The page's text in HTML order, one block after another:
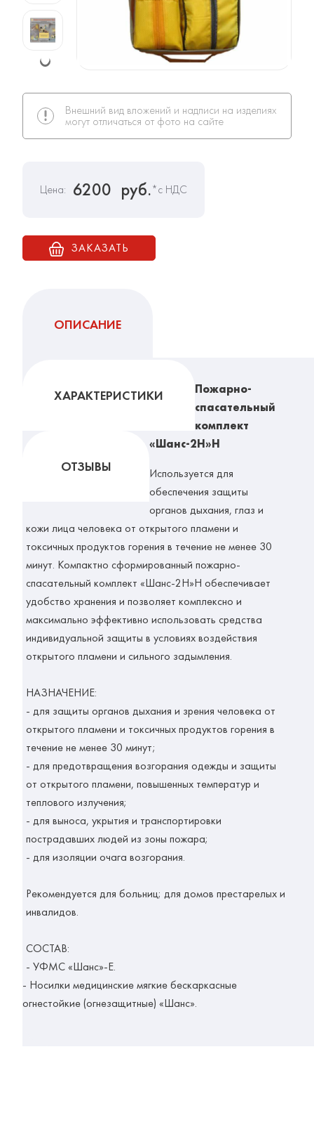
Внешний вид вложений и надписи на изделиях
могут отличаться от фото на сайте
Цена: 6200 руб.*с НДС
ЗАКАЗАТЬ
ОПИСАНИЕ
ХАРАКТЕРИСТИКИ
ОТЗЫВЫ
Пожарно-
спасательный
комплект
«Шанс-2Н»Н
Используется для
обеспечения защиты
органов дыхания, глаз и
кожи лица человека от открытого пламени и
токсичных продуктов горения в течение не менее 30
минут. Компактно сформированный пожарно-
спасательный комплект «Шанс-2Н»Н обеспечивает
удобство хранения и позволяет комплексно и
максимально эффективно использовать средства
индивидуальной защиты в условиях воздействия
открытого пламени и сильного задымления.
НАЗНАЧЕНИЕ:
- для защиты органов дыхания и зрения человека от
открытого пламени и токсичных продуктов горения в
течение не менее 30 минут;
- для предотвращения возгорания одежды и защиты
от открытого пламени, повышенных температур и
теплового излучения;
- для выноса, укрытия и транспортировки
пострадавших людей из зоны пожара;
- для изоляции очага возгорания.
Рекомендуется для больниц; для домов престарелых и
инвалидов.
СОСТАВ:
- УФМС «Шанс»-Е.
- Носилки медицинские мягкие бескаркасные
огнестойкие (огнезащитные) «Шанс».